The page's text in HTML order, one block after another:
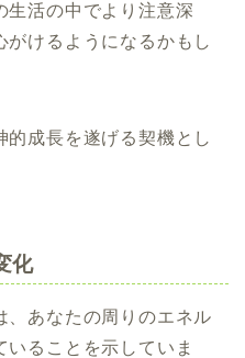
生活の中でより注意深
がけるようになるかもし
的成長を遂げる契機とし
化
、あなたの周りのエネル
ることを示していま